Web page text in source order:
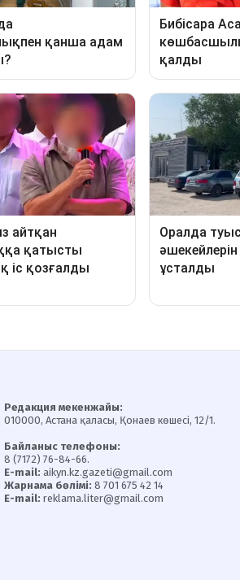
Редакция мекенжайы:
010000, Астана қаласы, Қонаев көшесі, 12/1.
Байланыс телефоны:
8 (7172) 76-84-66.
E-mail: aikyn.kz.gazeti@gmail.com
Жарнама бөлімі: 8 701 675 42 14
E-mail: reklama.liter@gmail.com